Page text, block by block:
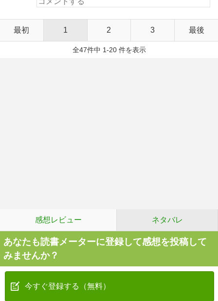
最初 1 2 3 最後
全47件中 1-20 件を表示
感想レビュー ネタバレ
あなたも読書メーターに登録して感想を投稿して
みませんか？
今すぐ登録する（無料）